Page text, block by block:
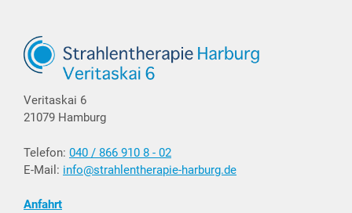
Veritaskai 6
21079 Hamburg
Telefon: 040 / 866 910 8 - 02
E-Mail: info@strahlentherapie-harburg.de
Anfahrt